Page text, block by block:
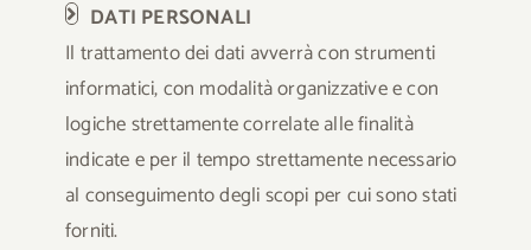
DATI PERSONALI
Il trattamento dei dati avverrà con strumenti
informatici, con modalità organizzative e con
logiche strettamente correlate alle finalità
indicate e per il tempo strettamente necessario
al conseguimento degli scopi per cui sono stati
forniti.